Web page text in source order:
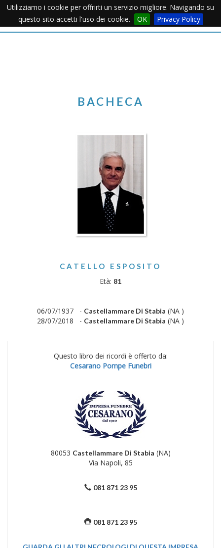
Utilizziamo i cookie per offrirti un servizio migliore. Navigando su
questo sito accetti l'uso dei cookie.
OK Privacy PolicyMenu
BACHECA
CATELLO ESPOSITO
Età: 81
06/07/1937 - Castellammare Di Stabia (NA )
28/07/2018 - Castellammare Di Stabia (NA )
Questo libro dei ricordi è offerto da:
Cesarano Pompe Funebri
80053 Castellammare Di Stabia (NA)
Via Napoli, 85
081 871 23 95
081 871 23 95